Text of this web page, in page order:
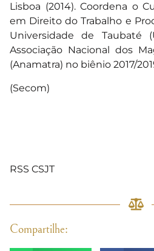
Lisboa (2014). Coordena o
em Direito do Trabalho e
Universidade de Taubaté
Associação Nacional dos
(Anamatra) no biênio 2017/
(Secom)
RSS CSJT
Compartilhe: